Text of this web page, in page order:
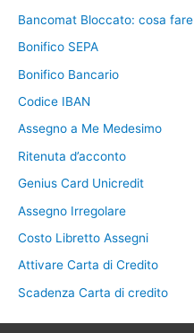
Bancomat Bloccato: cosa fare
Bonifico SEPA
Bonifico Bancario
Codice IBAN
Assegno a Me Medesimo
Ritenuta d’acconto
Genius Card Unicredit
Assegno Irregolare
Costo Libretto Assegni
Attivare Carta di Credito
Scadenza Carta di credito